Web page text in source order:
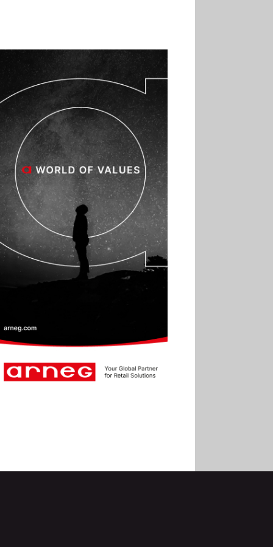
investissements pour
réduire sa consommation
d’eau
01.07
Aldi Studio lance sa
première collection capsule
inspirée de ses codes
visuels
01.07
Cafom annonce
des résultats semestriels en
hausse, portés par le e-
commerce
30.06
La Sportiva affiche
une croissance solide en
2025
réélue présidente de la Fact
magasin à La Défense